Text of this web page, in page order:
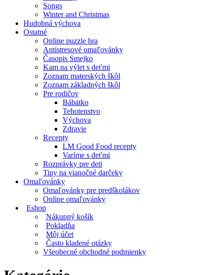
Songs
Winter and Christmas
Hudobná výchova
Ostatné
Online puzzle hra
Antistresové omaľovánky
Časopis Smejko
Kam na výlet s deťmi
Zoznam materských škôl
Zoznam základných škôl
Pre rodičov
Bábätko
Tehotenstvo
Výchova
Zdravie
Recepty
LM Good Food recepty
Varíme s deťmi
Rozprávky pre deti
Tipy na vianočné darčeky
Omaľovánky
Omaľovánky pre predškolákov
Online omaľovánky
Eshop
Nákupný košík
Pokladňa
Môj účet
Často kladené otázky
Všeobecné obchodné podmienky